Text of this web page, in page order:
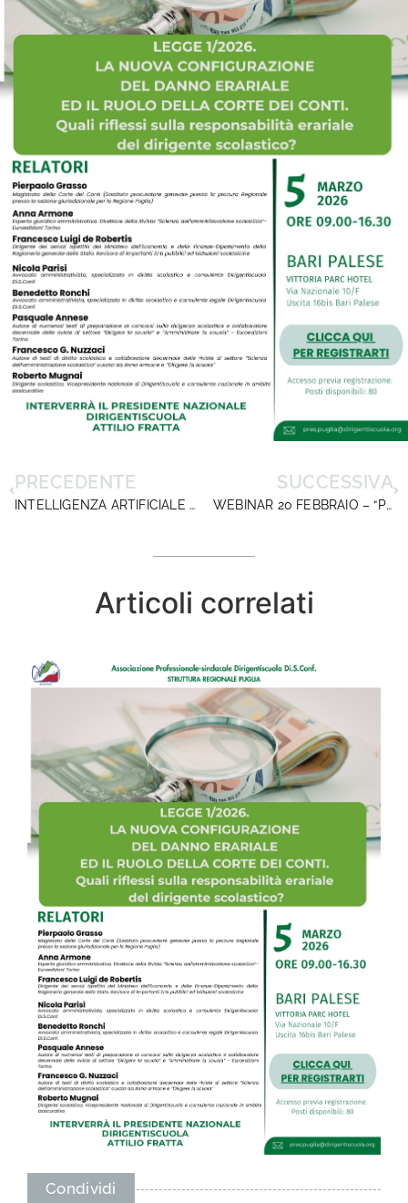
PRECEDENTE
INTELLIGENZA ARTIFICIALE E CYBERSICUREZZA NELLA SCUOLA
SUCCESSIVA
WEBINAR 20 FEBBRAIO – “PROGETTI FESR/FSE+/ PNRR/ Esiti del Tavolo tecnico del MIM”
Articoli correlati
Condividi